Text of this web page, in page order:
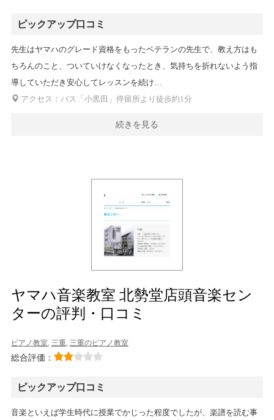
ピックアップ口コミ
先生はヤマハのグレード資格をもったベテランの先生で、教え方はも
ちろんのこと、ついていけなくなったとき、気持ちを折れないよう指
導していただき安心してレッスンを続け…
アクセス：バス「小黒田」停留所より徒歩約1分
続きを見る
ヤマハ音楽教室 北勢堂店頭音楽セン
ターの評判・口コミ
ピアノ教室, 三重, 三重のピアノ教室
総合評価：
ピックアップ口コミ
音楽といえば学生時代に授業でかじった程度でしたが、楽譜を読む事